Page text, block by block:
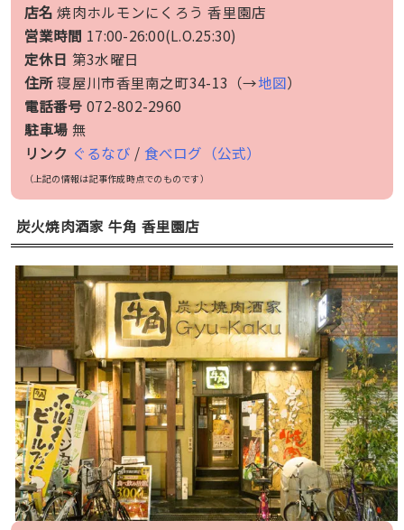
店名 焼肉ホルモンにくろう 香里園店
営業時間 17:00-26:00(L.O.25:30)
定休日 第3水曜日
住所寝屋川市香里南之町34-13（→地図）
電話番号 072-802-2960
駐車場 無
リンク ぐるなび / 食べログ（公式）
（上記の情報は記事作成時点でのものです）
炭火焼肉酒家 牛角 香里園店